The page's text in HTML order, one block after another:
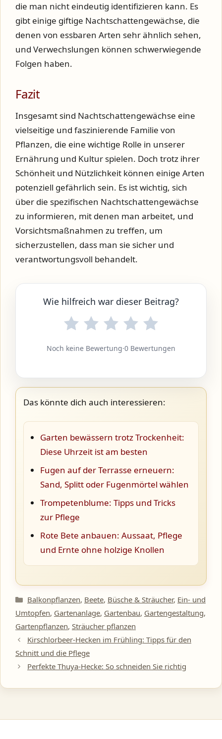
die man nicht eindeutig identifizieren kann. Es
gibt einige giftige Nachtschattengewächse, die
denen von essbaren Arten sehr ähnlich sehen,
und Verwechslungen können schwerwiegende
Folgen haben.
Fazit
Insgesamt sind Nachtschattengewächse eine
vielseitige und faszinierende Familie von
Pflanzen, die eine wichtige Rolle in unserer
Ernährung und Kultur spielen. Doch trotz ihrer
Schönheit und Nützlichkeit können einige Arten
potenziell gefährlich sein. Es ist wichtig, sich
über die spezifischen Nachtschattengewächse
zu informieren, mit denen man arbeitet, und
Vorsichtsmaßnahmen zu treffen, um
sicherzustellen, dass man sie sicher und
verantwortungsvoll behandelt.
Wie hilfreich war dieser Beitrag?
Noch keine Bewertung·0 Bewertungen
Das könnte dich auch interessieren:
Garten bewässern trotz Trockenheit:
Diese Uhrzeit ist am besten
Fugen auf der Terrasse erneuern:
Sand, Splitt oder Fugenmörtel wählen
Trompetenblume: Tipps und Tricks
zur Pflege
Rote Bete anbauen: Aussaat, Pflege
und Ernte ohne holzige Knollen
Kategorien
Balkonpflanzen, Beete, Büsche & Sträucher, Ein- und
Umtopfen, Gartenanlage, Gartenbau, Gartengestaltung,
Gartenpflanzen, Sträucher pflanzen
Kirschlorbeer-Hecken im Frühling: Tipps für den
Schnitt und die Pflege
Perfekte Thuya-Hecke: So schneiden Sie richtig